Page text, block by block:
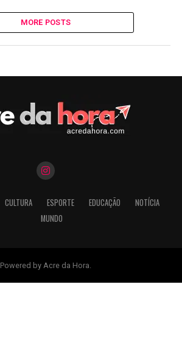
MORE POSTS
CULTURA ESPORTE EDUCAÇÃO
NOTÍCIA
MUNDO
Powered by Acre da Hora.